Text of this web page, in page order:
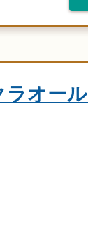
ラオー